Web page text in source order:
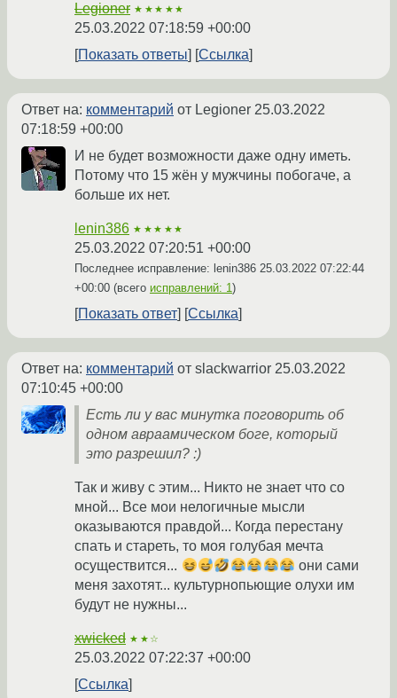
Legioner ★★★★★
25.03.2022 07:18:59 +00:00
Показать ответы
Ссылка
Ответ на: комментарий от Legioner 25.03.2022
07:18:59 +00:00
И не будет возможности даже одну иметь.
Потому что 15 жён у мужчины побогаче, а
больше их нет.
lenin386 ★★★★★
25.03.2022 07:20:51 +00:00
Последнее исправление: lenin386 25.03.2022 07:22:44
+00:00 (всего исправлений: 1)
Показать ответ Ссылка
Ответ на: комментарий от slackwarrior 25.03.2022
07:10:45 +00:00
Есть ли у вас минутка поговорить об
одном авраамическом боге, который
это разрешил? :)
Так и живу с этим... Никто не знает что со
мной... Все мои нелогичные мысли
оказываются правдой... Когда перестану
спать и стареть, то моя голубая мечта
осуществится...
они сами
меня захотят... культурнопьющие олухи им
будут не нужны...
xwicked ★★☆
25.03.2022 07:22:37 +00:00
Ссылка